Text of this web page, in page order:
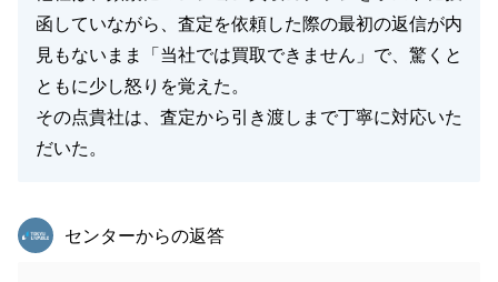
函していながら、査定を依頼した際の最初の返信が内
見もないまま「当社では買取できません」で、驚くと
ともに少し怒りを覚えた。
その点貴社は、査定から引き渡しまで丁寧に対応いた
だいた。
東急リバブル
センターからの返答